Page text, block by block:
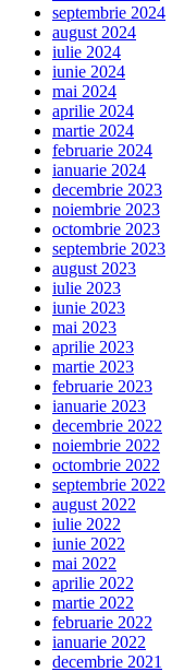
septembrie 2024
august 2024
iulie 2024
iunie 2024
mai 2024
aprilie 2024
martie 2024
februarie 2024
ianuarie 2024
decembrie 2023
noiembrie 2023
octombrie 2023
septembrie 2023
august 2023
iulie 2023
iunie 2023
mai 2023
aprilie 2023
martie 2023
februarie 2023
ianuarie 2023
decembrie 2022
noiembrie 2022
octombrie 2022
septembrie 2022
august 2022
iulie 2022
iunie 2022
mai 2022
aprilie 2022
martie 2022
februarie 2022
ianuarie 2022
decembrie 2021